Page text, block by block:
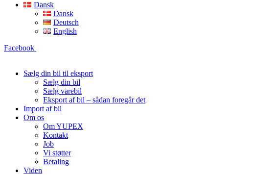
Dansk
Dansk
Deutsch
English
Facebook
Sælg din bil til eksport
Sælg din bil
Sælg varebil
Eksport af bil – sådan foregår det
Import af bil
Om os
Om YUPEX
Kontakt
Job
Vi støtter
Betaling
Viden